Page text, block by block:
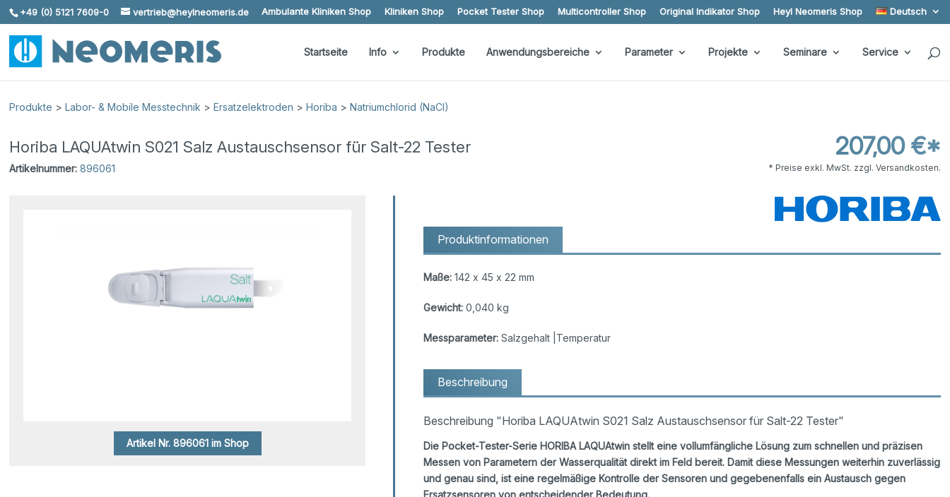
Skip To Content
+49 (0) 5121 7609-0 vertrieb@heylneomeris.de Ambulante Kliniken Shop Kliniken Shop Pocket Tester Shop Multicontroller Shop Original Indikator Shop Heyl Neomeris Shop Deutsch
Startseite Info Produkte Anwendungsbereiche Parameter Projekte Seminare Service
Produkte >Labor- & Mobile Messtechnik >Ersatzelektroden >Horiba >Natriumchlorid (NaCl)
Horiba LAQUAtwin S021 Salz Austauschsensor für Salt-22 Tester
Artikelnummer: 896061
207,00 €*
* Preise exkl. MwSt. zzgl. Versandkosten.
Artikel Nr. 896061 im Shop
Produktinformationen
Maße:142 x 45 x 22 mm
Gewicht:0,040 kg
Messparameter:Salzgehalt |Temperatur
Beschreibung
Beschreibung "Horiba LAQUAtwin S021 Salz Austauschsensor für Salt-22 Tester"
Die Pocket-Tester-Serie HORIBA LAQUAtwin stellt eine vollumfängliche Lösung zum schnellen und präzisen
Messen von Parametern der Wasserqualität direkt im Feld bereit. Damit diese Messungen weiterhin zuverlässig
und genau sind, ist eine regelmäßige Kontrolle der Sensoren und gegebenenfalls ein Austausch gegen
Ersatzsensoren von entscheidender Bedeutung.